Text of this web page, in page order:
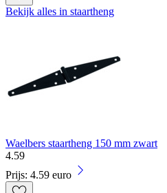
Bekijk alles in staartheng
Waelbers staartheng 150 mm zwart
4.59
Prijs: 4.59 euro